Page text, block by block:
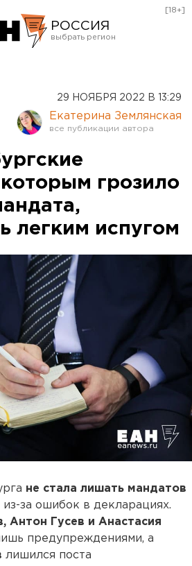
РОССИЯ
Оренбург
[18+]
29 НОЯБРЯ 2022 В 13:29
Екатерина Землянская
грозило
легким испугом
не стала лишать мандатов
из-за ошибок в декларациях.
Антон Гусев и Анастасия
предупреждениями, а
лишился поста